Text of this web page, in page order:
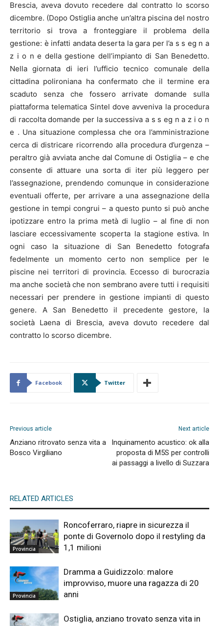
Brescia, aveva dovuto recedere dal contratto lo scorso
dicembre. (Dopo Ostiglia anche un’altra piscina del nostro
territorio si trova a fronteggiare il problema della
gestione: è infatti andata deserta la gara per l’a s s eg n a
z i o n e della gestione dell’impianto di San Benedetto.
Nella giornata di ieri l’ufficio tecnico comunale della
cittadina polironiana ha confermato che il termine era
scaduto senza che fossero arrivate domande sulla
piattaforma telematica Sintel dove avveniva la procedura
di raccolta domande per la successiva a s s eg n a z i o n
e . Una situazione complessa che ora l’amministrazione
cerca di districare ricorrendo alla procedura d’urgenza –
peraltro già avviata anche dal Comune di Ostiglia – e che
consente di attuare una sorta di iter più leggero per
l’assegnazione, prendendo comunque in considerazione
eventuali offerte, per arrivare a una assegnazione della
gestione in tempi congrui – a questo punto si può anche
ipotizzare entro la prima metà di luglio – al fine di non
lasciare eccessivamente scoperta la stagione estiva. In
ogni caso la situazione di San Benedetto fotografa
fedelmente un momento certo non semplice per le
piscine nei territori di provincia. Eccesso di burocrazia
ma anche società che non sembrano avere tutti i requisiti
necessari per prendere in gestione impianti di questo
genere. A San Benedetto il precedente gestore, la
società Laena di Brescia, aveva dovuto recedere dal
contratto lo scorso dicembre.
Facebook Twitter
Previous article
Anziano ritrovato senza vita a
Bosco Virgiliano
Next article
Inquinamento acustico: ok alla
proposta di M5S per controlli
ai passaggi a livello di Suzzara
RELATED ARTICLES
Provincia
Roncoferraro, riapre in sicurezza il
ponte di Governolo dopo il restyling da
1,1 milioni
Provincia
Dramma a Guidizzolo: malore
improvviso, muore una ragazza di 20
anni
Ostiglia, anziano trovato senza vita in